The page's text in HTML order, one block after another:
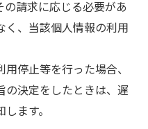
請求に応じる必要があ
く、当該個人情報の利用
停止等を行った場合、
の決定をしたときは、遅
ます。